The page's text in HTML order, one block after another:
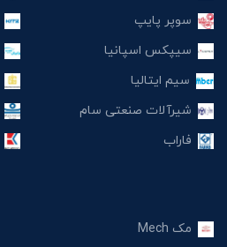
سوپر پایپ
سیپکس اسپانیا
سیم ایتالیا
شیرآلات صنعتی سام
فاراب
مک Mech